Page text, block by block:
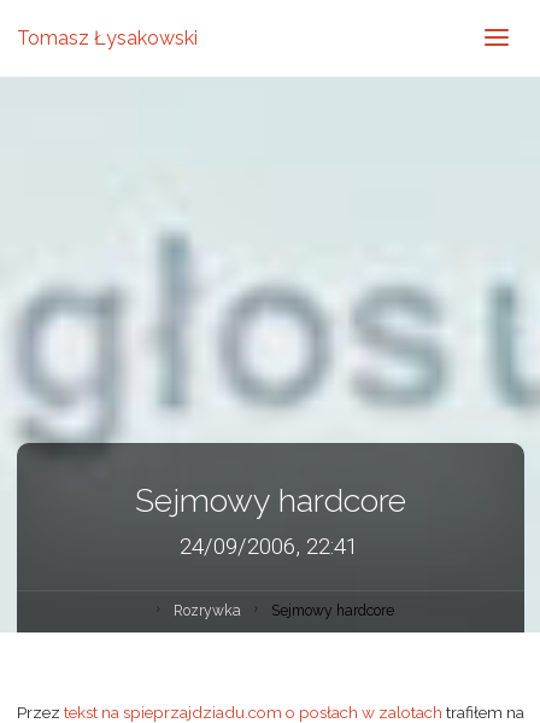
Tomasz Łysakowski
Sejmowy hardcore
24/09/2006, 22:41
Rozrywka Sejmowy hardcore
Przez tekst na spieprzajdziadu.com o posłach w zalotach trafiłem na